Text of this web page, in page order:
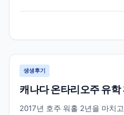
가야지 마음먹고 상담 신청하
다하여 상담을 해 주셨습니다.
생생후기
캐나다 온타리오주 유학
2017년 호주 워홀 2년을 마치